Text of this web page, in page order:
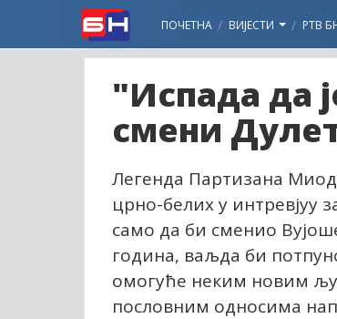
ПОЧЕТНА ВИЈЕСТИ РТВ
"Испада да
смени
Легенда Партизана
црно-белих у интревјуу
само да би сменио
година, ваљда би
омогуће неким новим
пословним односима